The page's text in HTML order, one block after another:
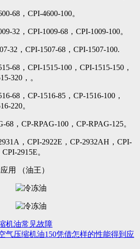
68，CPI-4600-100。
32，CPI-1009-68，CPI-1009-100。
32，CPI-1507-68，CPI-1507-100.
68，CPI-1515-100，CPI-1515-150，
320，。
68，CP-1516-85，CP-1516-100，
220。
68，CP-RPAG-100，CP-RPAG-125。
，CPI-2922E，CP-2932AH，CPI-
2915E。
用 （油王）
机油常见故障
气压缩机油150凭借怎样的性能得到应